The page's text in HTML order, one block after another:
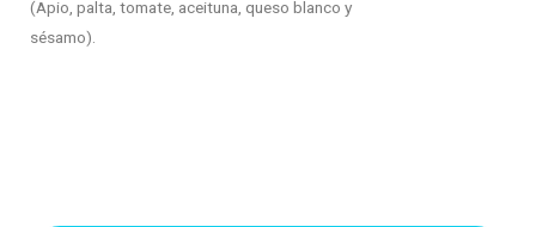
(Apio, palta, tomate, aceituna, queso blanco y
sésamo).